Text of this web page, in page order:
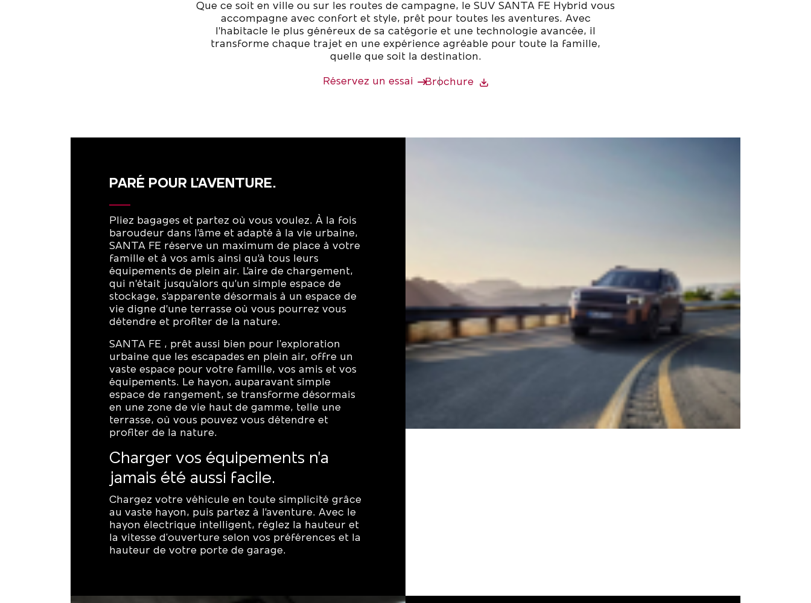
Que ce soit en ville ou sur les routes de campagne, le SUV SANTA FE Hybrid vous
accompagne avec confort et style, prêt pour toutes les aventures. Avec
l’habitacle le plus généreux de sa catégorie et une technologie avancée, il
transforme chaque trajet en une expérience agréable pour toute la famille,
quelle que soit la destination.
Réservez un essai Brochure
PARÉ POUR L'AVENTURE.
Pliez bagages et partez où vous voulez. À la fois
baroudeur dans l’âme et adapté à la vie urbaine,
SANTA FE réserve un maximum de place à votre
famille et à vos amis ainsi qu’à tous leurs
équipements de plein air. L’aire de chargement,
qui n’était jusqu’alors qu’un simple espace de
stockage, s’apparente désormais à un espace de
vie digne d’une terrasse où vous pourrez vous
détendre et profiter de la nature.
SANTA FE , prêt aussi bien pour l'exploration
urbaine que les escapades en plein air, offre un
vaste espace pour votre famille, vos amis et vos
équipements. Le hayon, auparavant simple
espace de rangement, se transforme désormais
en une zone de vie haut de gamme, telle une
terrasse, où vous pouvez vous détendre et
profiter de la nature.
Charger vos équipements n’a
jamais été aussi facile.
Chargez votre véhicule en toute simplicité grâce
au vaste hayon, puis partez à l’aventure. Avec le
hayon électrique intelligent, réglez la hauteur et
la vitesse d'ouverture selon vos préférences et la
hauteur de votre porte de garage.